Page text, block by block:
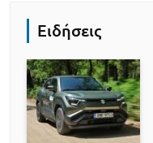
Ειδήσεις